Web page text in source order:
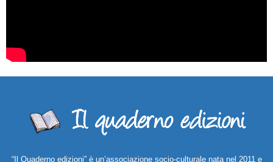
“Il Quaderno edizioni” è un’associazione socio-culturale nata nel 2011 e